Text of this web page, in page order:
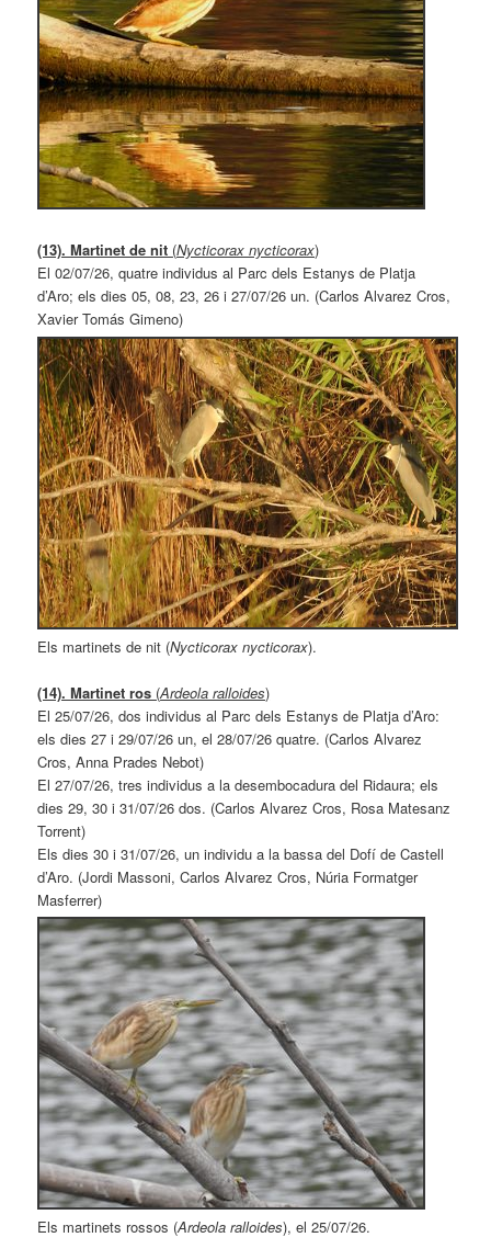
(13). Martinet de nit (Nycticorax nycticorax)
El 02/07/26, quatre individus al Parc dels Estanys de Platja
d’Aro; els dies 05, 08, 23, 26 i 27/07/26 un. (Carlos Alvarez Cros,
Xavier Tomás Gimeno)
Els martinets de nit (Nycticorax nycticorax).
(14). Martinet ros (Ardeola ralloides)
El 25/07/26, dos individus al Parc dels Estanys de Platja d’Aro:
els dies 27 i 29/07/26 un, el 28/07/26 quatre. (Carlos Alvarez
Cros, Anna Prades Nebot)
El 27/07/26, tres individus a la desembocadura del Ridaura; els
dies 29, 30 i 31/07/26 dos. (Carlos Alvarez Cros, Rosa Matesanz
Torrent)
Els dies 30 i 31/07/26, un individu a la bassa del Dofí de Castell
d’Aro. (Jordi Massoni, Carlos Alvarez Cros, Núria Formatger
Masferrer)
Els martinets rossos (Ardeola ralloides), el 25/07/26.